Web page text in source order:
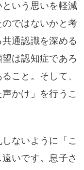
いう思いを軽減
ではないかと考
通認識を深める
は認知症であろ
こと。そして、
かけ」を行うこ
ないように「こ
いです。息子さ